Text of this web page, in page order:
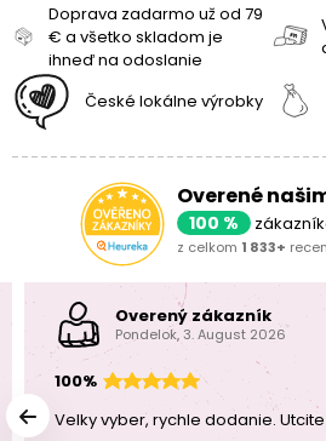
Doprava zadarmo už od 79
€ a všetko skladom je
ihneď na odoslanie
České lokálne výrobky
Overené
100 %
z celkom 1 833+
Overený zákazník
Pondelok, 3. August 2026
100%
Velky vyber, rychle dodanie.